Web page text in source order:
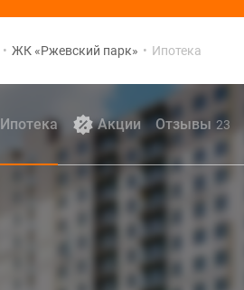
• ЖК «Ржевский парк» • Ипотека
Ипотека Акции Отзывы 23